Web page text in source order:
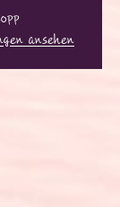
ansehen